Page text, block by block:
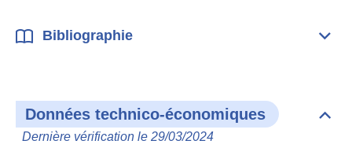
Bibliographie
Données technico-économiques
Dernière vérification le 29/03/2024